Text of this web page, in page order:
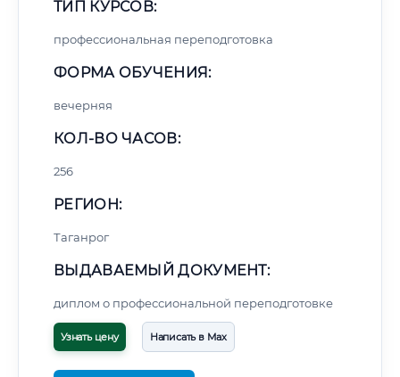
ТИП КУРСОВ:
профессиональная переподготовка
ФОРМА ОБУЧЕНИЯ:
вечерняя
КОЛ-ВО ЧАСОВ:
256
РЕГИОН:
Таганрог
ВЫДАВАЕМЫЙ ДОКУМЕНТ:
диплом о профессиональной переподготовке
Узнать цену Написать в Max